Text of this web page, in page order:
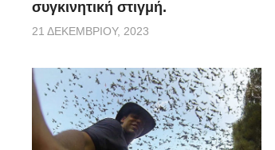
συγκινητική στιγμή.
21 ΔΕΚΕΜΒΡΊΟΥ, 2023